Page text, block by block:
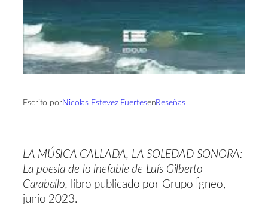
Escrito porNicolas Estevez FuertesenReseñas
LA MÚSICA CALLADA, LA SOLEDAD SONORA:
La poesía de lo inefable de Luís Gilberto
Caraballo,
libro publicado por Grupo Ígneo,
junio 2023.